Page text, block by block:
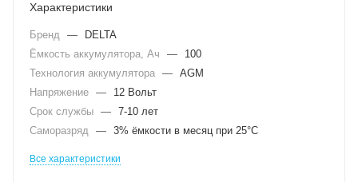
Характеристики
Бренд —
DELTA
Ёмкость аккумулятора, Ач
—
100
Технология аккумулятора — AGM
Напряжение —
12 Вольт
Срок службы — 7-10 лет
Саморазряд — 3% ёмкости в месяц при 25°С
Все характеристики